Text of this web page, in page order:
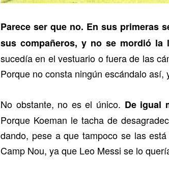
Parece ser que no. En sus primeras
sus compañeros, y no se mordió
sucedía en el vestuario o fuera de las
Porque no consta ningún escándalo
No obstante, no es el único. De igual
Porque Koeman le tacha de
dando, pese a que tampoco se las
Camp Nou, ya que Leo Messi se lo